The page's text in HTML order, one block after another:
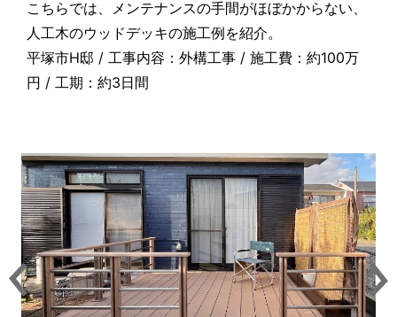
こちらでは、メンテナンスの手間がほぼかからない、
人工木のウッドデッキの施工例を紹介。
平塚市H邸 / 工事内容：外構工事 / 施工費：約100万
円 / 工期：約3日間